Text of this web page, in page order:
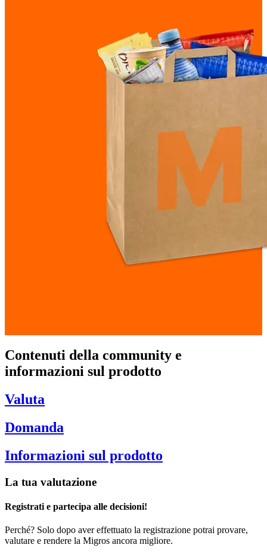
Contenuti della community e
informazioni sul prodotto
Valuta
Domanda
Informazioni sul prodotto
La tua valutazione
Registrati e partecipa alle decisioni!
Perché? Solo dopo aver effettuato la registrazione potrai provare,
valutare e rendere la Migros ancora migliore.